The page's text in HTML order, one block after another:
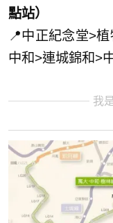
點站）
📍中正紀念堂>
中和>連城錦和>
我